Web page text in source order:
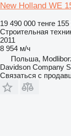
New Holland WE
19 490 000 тенге 155
Строительная
2011
8 954 м/ч
Польша,
Davidson Company
Связаться с